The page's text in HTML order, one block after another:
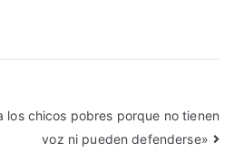
los chicos pobres porque no tienen
voz ni pueden defenderse»